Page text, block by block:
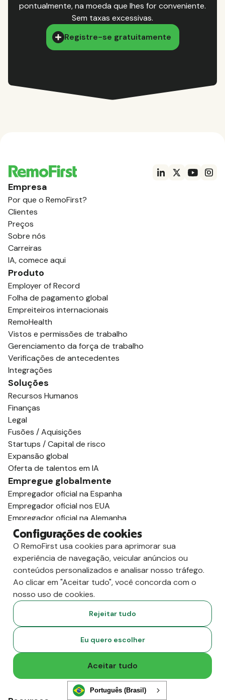
pontualmente, na moeda que lhes for conveniente.
Sem taxas excessivas.
Registre-se gratuitamente
Empresa
Por que o RemoFirst?
Clientes
Preços
Sobre nós
Carreiras
IA, comece aqui
Produto
Employer of Record
Folha de pagamento global
Empreiteiros internacionais
RemoHealth
Vistos e permissões de trabalho
Gerenciamento da força de trabalho
Verificações de antecedentes
Integrações
Soluções
Recursos Humanos
Finanças
Legal
Fusões / Aquisições
Startups / Capital de risco
Expansão global
Oferta de talentos em IA
Empregue globalmente
Empregador oficial na Espanha
Empregador oficial nos EUA
Empregador oficial na Alemanha
Empregador registrado na Índia
Empregador oficial no Reino Unido
Empregador registrado no México
Empregador oficial na Austrália
Ver todos os guias de países
Suporte para vistos
Guia de vistos para o Reino Unido
Guia de vistos para a Índia
Guia de vistos para Portugal
Guia de vistos para a Alemanha
Guia de vistos para a Colômbia
Guia de vistos para as Filipinas
Guia de vistos para a África do Sul
Ver todos os guias de vistos
Configurações de cookies
O RemoFirst usa cookies para aprimorar sua
experiência de navegação, veicular anúncios ou
conteúdos personalizados e analisar nosso tráfego.
Ao clicar em "Aceitar tudo", você concorda com o
nosso uso de cookies.
Rejeitar tudo
Eu quero escolher
Aceitar tudo
Português (Brasil)